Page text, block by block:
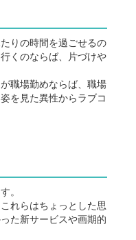
りの時間を過ごせるの
くのならば、片づけや
職場勤めならば、職場
を見た異性からラブコ
。
れらはちょっとした思
た新サービスや画期的